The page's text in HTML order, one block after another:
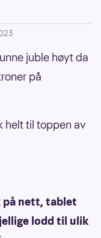
juble høyt da
på
helt til toppen av
på nett, tablet
lodd til ulik